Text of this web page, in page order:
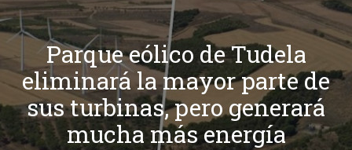
Parque eólico de Tudela
eliminará la mayor parte de
sus turbinas, pero generará
mucha más energía